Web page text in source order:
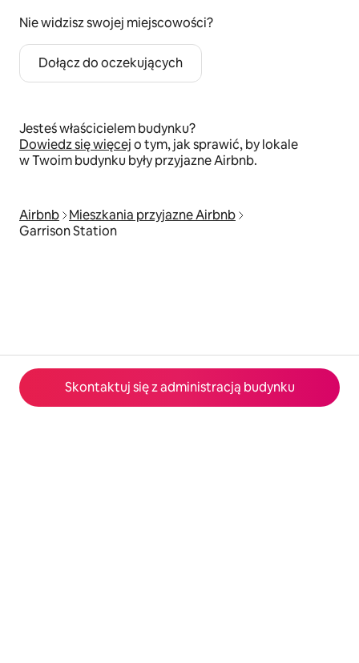
Skontaktuj się z administracją budynku
Nie widzisz swojej miejscowości?
Dołącz do oczekujących
Jesteś właścicielem budynku?
Dowiedz się więcejo tym, jak sprawić, by lokale
w Twoim budynku były przyjazne Airbnb.
Airbnb
Mieszkania przyjazne Airbnb
Garrison Station